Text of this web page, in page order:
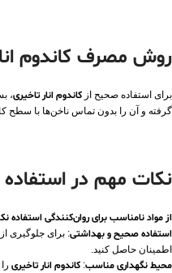
روش مصرف کاندوم
برای استفاده صحیح از کاندوم انار تاخیری،
گرفته و آن را بدون تماس ناخن‌ها با سطح
نکات مهم در
از مواد نامناسب برای روان‌کنندگی استفاده
استفاده صحیح و بهداشتی: برای جلوگیری
اطمینان حاصل کنید.
محیط نگهداری مناسب: کاندوم انار تاخیری